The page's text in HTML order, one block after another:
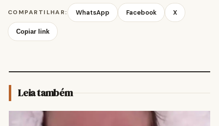
COMPARTILHAR: WhatsApp Facebook X
Copiar link
Leia também